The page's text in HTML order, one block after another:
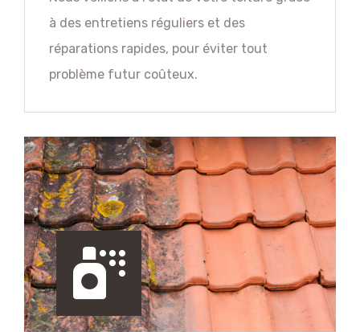
à des entretiens réguliers et des
réparations rapides, pour éviter tout
problème futur coûteux.